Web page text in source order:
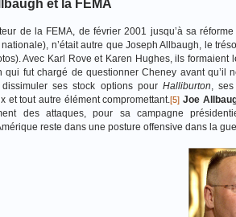
et la FEMA
de la FEMA, de février 2001 jusqu’à sa
n’était autre que Joseph Allbaugh, le
Avec Karl Rove et Karen Hughes, ils
qui fut chargé de questionner Cheney avant qu’il
ses stock options pour Halliburton, ses
et tout autre élément compromettant.[5] Joe
des attaques, pour sa campagne
reste dans une posture offensive dans la